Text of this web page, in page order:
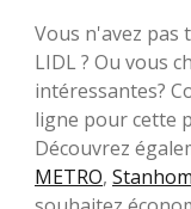
Vous n'avez pas
LIDL ? Ou vous
intéressantes?
ligne pour cette
Découvrez
METRO,